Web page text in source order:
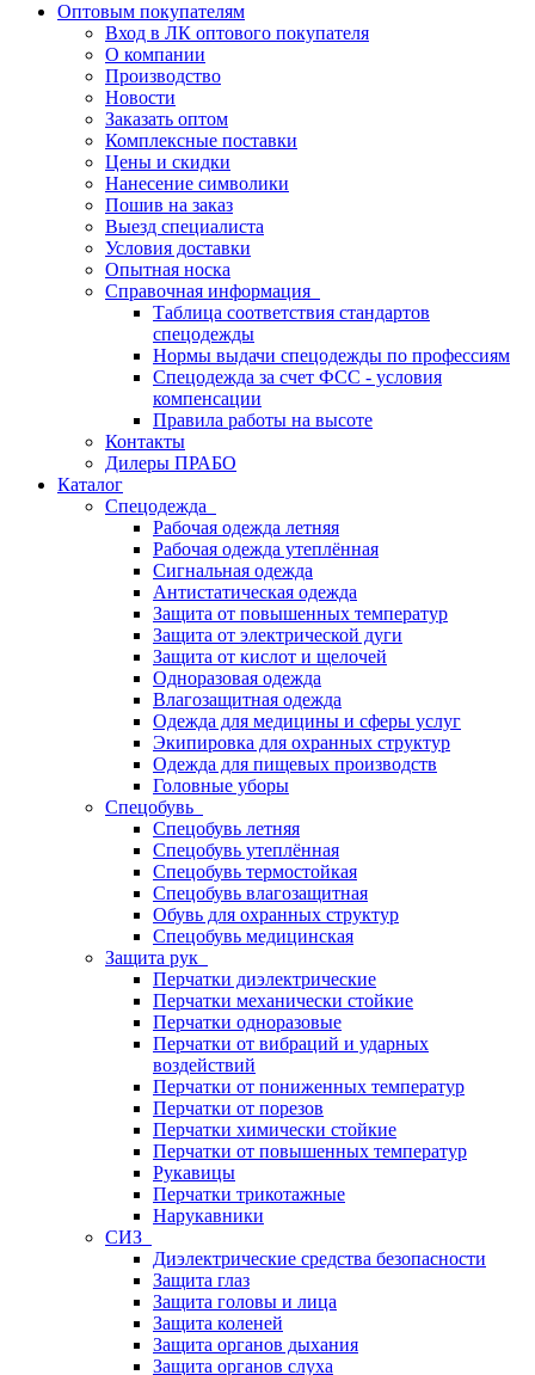
Оптовым покупателям
Вход в ЛК оптового покупателя
О компании
Производство
Новости
Заказать оптом
Комплексные поставки
Цены и скидки
Нанесение символики
Пошив на заказ
Выезд специалиста
Условия доставки
Опытная носка
Справочная информация
Таблица соответствия стандартов
спецодежды
Нормы выдачи спецодежды по профессиям
Спецодежда за счет ФСС - условия
компенсации
Правила работы на высоте
Контакты
Дилеры ПРАБО
Каталог
Спецодежда
Рабочая одежда летняя
Рабочая одежда утеплённая
Сигнальная одежда
Антистатическая одежда
Защита от повышенных температур
Защита от электрической дуги
Защита от кислот и щелочей
Одноразовая одежда
Влагозащитная одежда
Одежда для медицины и сферы услуг
Экипировка для охранных структур
Одежда для пищевых производств
Головные уборы
Спецобувь
Спецобувь летняя
Спецобувь утеплённая
Спецобувь термостойкая
Спецобувь влагозащитная
Обувь для охранных структур
Спецобувь медицинская
Защита рук
Перчатки диэлектрические
Перчатки механически стойкие
Перчатки одноразовые
Перчатки от вибраций и ударных
воздействий
Перчатки от пониженных температур
Перчатки от порезов
Перчатки химически стойкие
Перчатки от повышенных температур
Рукавицы
Перчатки трикотажные
Нарукавники
СИЗ
Диэлектрические средства безопасности
Защита глаз
Защита головы и лица
Защита коленей
Защита органов дыхания
Защита органов слуха